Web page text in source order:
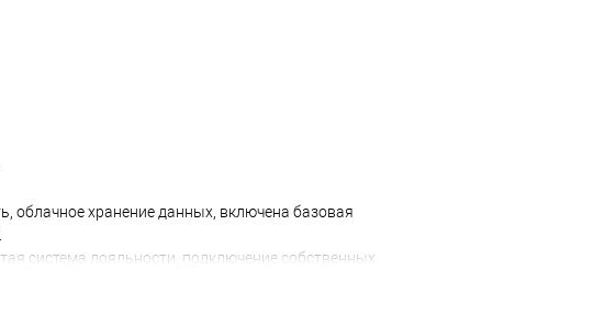
облачное хранение данных, включена базовая
система лояльности, подключение собственных